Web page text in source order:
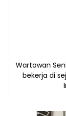
Wartawan
bekerja di